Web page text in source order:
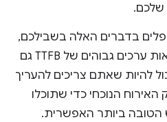
בדברים האלה בשבילכם,
אבל אם אתם מתחילים לראות ערכים גבוהים של TTFB גם
להיות שאתם צריכים להעריך
הנוכחי כדי שתוכלו
ביותר האפשרית.